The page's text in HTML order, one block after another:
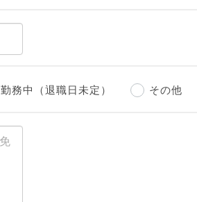
勤務中（退職日未定） その他